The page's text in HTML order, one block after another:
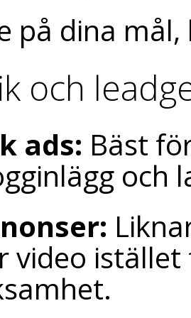
på dina
och
ads: Bäst
och
video